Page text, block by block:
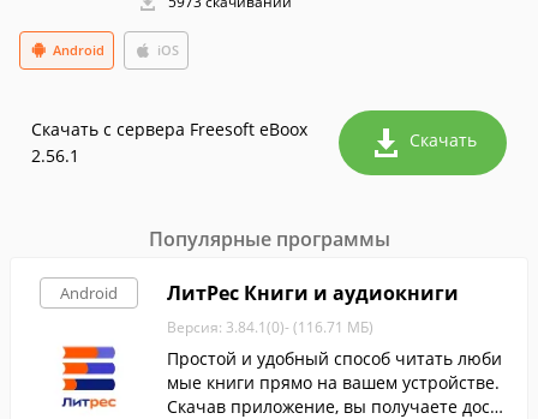
Android iOS
Скачать с сервера Freesoft eBoox
2.56.1
Скачать
Популярные программы
Android ЛитРес Книги и аудиокниги
Версия: 3.84.1(0)- (116.71 МБ)
Простой и удобный способ читать люби
мые книги прямо на вашем устройстве.
Скачав приложение, вы получаете досту